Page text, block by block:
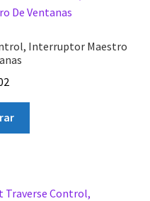
Interruptor Maestro